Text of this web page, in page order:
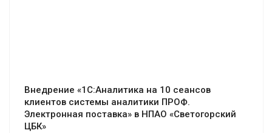
Внедрение «1С:Аналитика на 10 сеансов
клиентов системы аналитики ПРОФ.
Электронная поставка» в НПАО «Светогорский
ЦБК»